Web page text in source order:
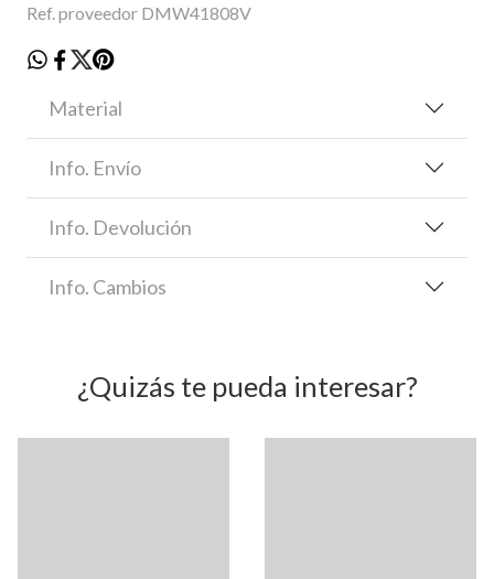
Ref. proveedor DMW41808V
Material
Info. Envío
Info. Devolución
Info. Cambios
¿Quizás te pueda interesar?